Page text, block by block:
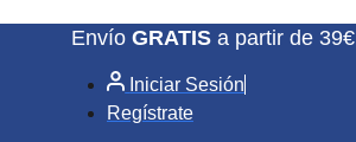
Envío GRATIS a partir de 39€
Iniciar Sesión
Regístrate